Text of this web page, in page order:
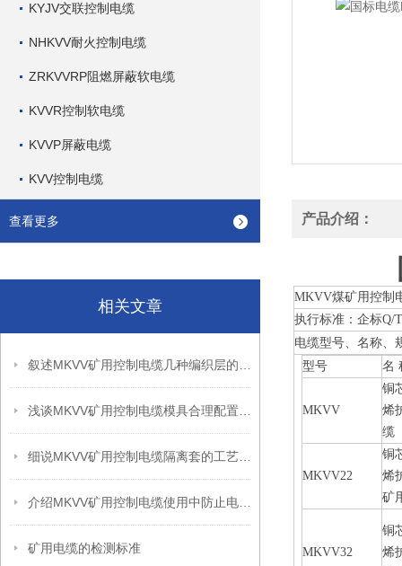
KYJV交联控制电缆
NHKVV耐火控制电缆
ZRKVVRP阻燃屏蔽软电缆
KVVR控制软电缆
KVVP屏蔽电缆
KVV控制电缆
查看更多
相关文章
矿用电缆的检测标准
产品介绍：
MKVV煤矿用控制
执行标准：企标Q/
电缆型号、名称、
型号
名
MKVV
铜
烯
缆
MKVV22
铜
烯
矿
MKVV32
铜
烯